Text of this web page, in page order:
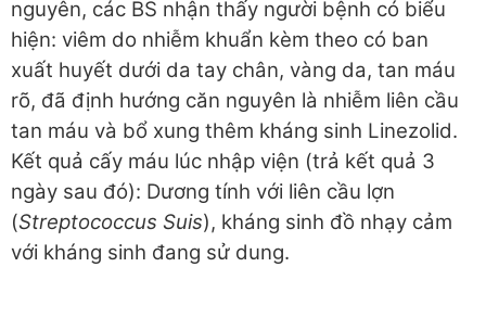
nguyên, các BS nhận thấy người bệnh có biểu
hiện: viêm do nhiễm khuẩn kèm theo có ban
xuất huyết dưới da tay chân, vàng da, tan máu
rõ, đã định hướng căn nguyên là nhiễm liên cầu
tan máu và bổ xung thêm kháng sinh Linezolid.
Kết quả cấy máu lúc nhập viện (trả kết quả 3
ngày sau đó): Dương tính với liên cầu lợn
(Streptococcus Suis), kháng sinh đồ nhạy cảm
với kháng sinh đang sử dung.